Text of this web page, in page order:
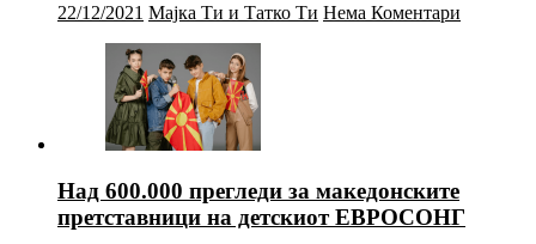
22/12/2021 Мајка Ти и Татко Ти Нема Коментари
Над 600.000 прегледи за македонските
претставници на детскиот ЕВРОСОНГ